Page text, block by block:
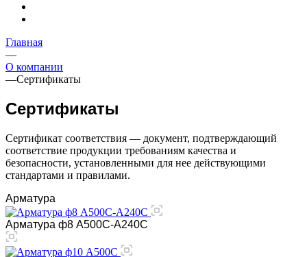
Главная
—
О компании
—Cертификаты
Сертификаты
Сертификат соответствия — документ, подтверждающий
соответствие продукции требованиям качества и
безопасности, установленными для нее действующими
стандартами и правилами.
Арматура
Арматура ф8 А500С-А240С